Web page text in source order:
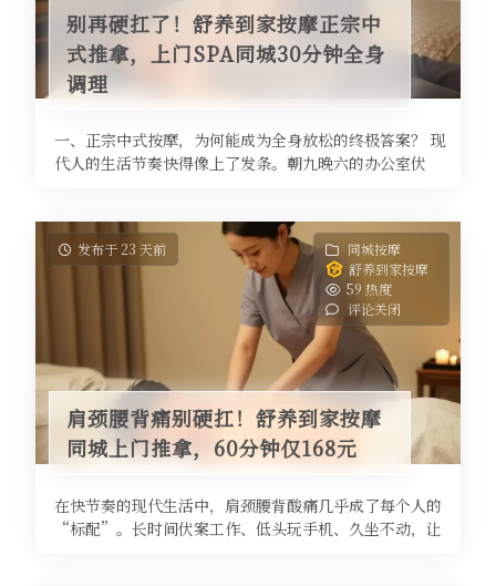
别再硬扛了！舒养到家按摩正宗中
式推拿，上门SPA同城30分钟全身
调理
一、正宗中式按摩，为何能成为全身放松的终极答案？ 现
代人的生活节奏快得像上了发条。朝九晚六的办公室伏
发布于 23 天前
同城按摩
舒养到家按摩
59 热度
评论关闭
肩颈腰背痛别硬扛！舒养到家按摩
同城上门推拿，60分钟仅168元
在快节奏的现代生活中，肩颈腰背酸痛几乎成了每个人的
“标配”。长时间伏案工作、低头玩手机、久坐不动，让